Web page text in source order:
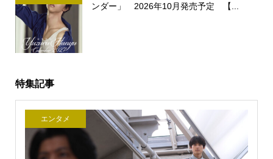
ンダー」 2026年10月発売予定 【...
特集記事
エンタメ